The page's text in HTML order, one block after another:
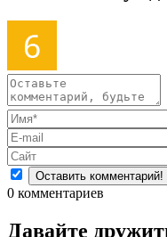
0 комментариев
Давайте